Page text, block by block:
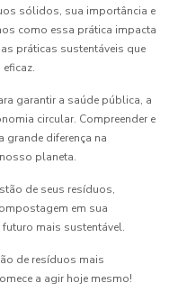
sólidos, sua importância e
como essa prática impacta
práticas sustentáveis que
garantir a saúde pública, a
circular. Compreender e
grande diferença na
planeta.
de seus resíduos,
em sua
mais sustentável.
de resíduos mais
a agir hoje mesmo!